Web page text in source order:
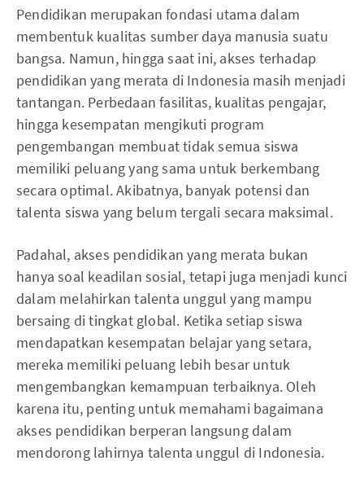
Pendidikan merupakan fondasi utama dalam
membentuk kualitas sumber daya manusia suatu
bangsa. Namun, hingga saat ini, akses terhadap
pendidikan yang merata di Indonesia masih menjadi
tantangan. Perbedaan fasilitas, kualitas pengajar,
hingga kesempatan mengikuti program
pengembangan membuat tidak semua siswa
memiliki peluang yang sama untuk berkembang
secara optimal. Akibatnya, banyak potensi dan
talenta siswa yang belum tergali secara maksimal.
Padahal, akses pendidikan yang merata bukan
hanya soal keadilan sosial, tetapi juga menjadi kunci
dalam melahirkan talenta unggul yang mampu
bersaing di tingkat global. Ketika setiap siswa
mendapatkan kesempatan belajar yang setara,
mereka memiliki peluang lebih besar untuk
mengembangkan kemampuan terbaiknya. Oleh
karena itu, penting untuk memahami bagaimana
akses pendidikan berperan langsung dalam
mendorong lahirnya talenta unggul di Indonesia.